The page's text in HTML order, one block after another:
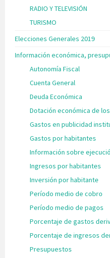
RADIO Y TELEVISIÓN
TURISMO
Elecciones Generales 2019
Información económica,
Autonomía Fiscal
Cuenta General
Deuda Económica
Dotación económica de
Gastos en publicidad
Gastos por habitantes
Información sobre
Ingresos por habitantes
Inversión por habitante
Período medio de cobro
Período medio de pagos
Porcentaje de gastos
Porcentaje de ingresos
Presupuestos